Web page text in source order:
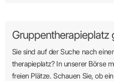
Gruppentherapieplatz
Sie sind auf der Suche nach
therapie­platz? In unserer Börse
freien Plätze. Schauen Sie, ob